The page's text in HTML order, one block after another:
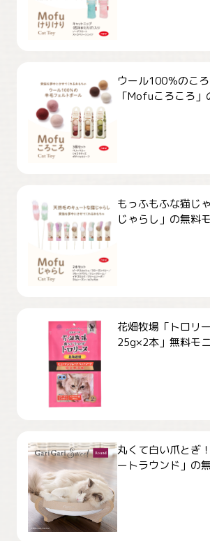
ウール100％のこ
「Mofuころころ」
もっふもふな猫じ
じゃらし」の無料
花畑牧場「トロリ
25g×2本」無料モ
丸くて白い爪とぎ
ートラウンド」の